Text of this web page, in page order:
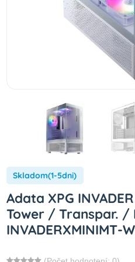
Skladom(1-5dni)
Adata XPG
Tower / Transpar. /
INVADERXMINIMT-